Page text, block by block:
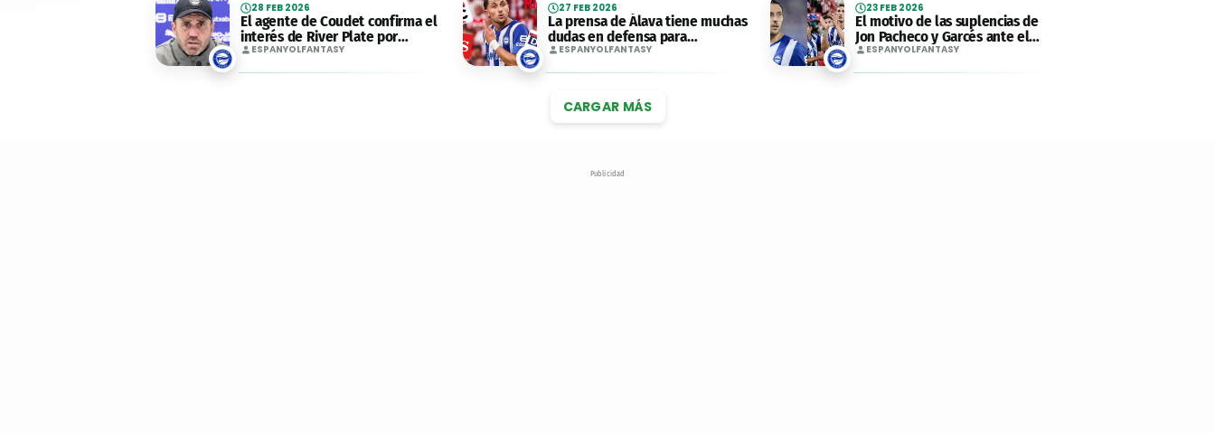
28 FEB 2026
El agente de Coudet confirma el
interés de River Plate por
hacerse con sus servicios
ESPANYOLFANTASY
27 FEB 2026
La prensa de Álava tiene muchas
dudas en defensa para
enfrentarse al Levante ¿Garcés y
ESPANYOLFANTASY
23 FEB 2026
El motivo de las suplencias de
Jon Pacheco y Garcés ante el
Girona
ESPANYOLFANTASY
CARGAR MÁS
Publicidad